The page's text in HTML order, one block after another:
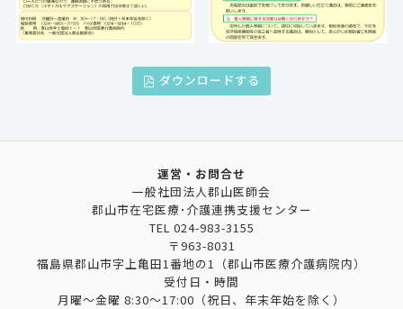
ダウンロードする
運営・お問合せ
一般社団法人郡山医師会
郡山市在宅医療･介護連携支援センター
TEL 024-983-3155
〒963-8031
福島県郡山市字上亀田1番地の1（郡山市医療介護病院内）
受付日・時間
月曜～金曜 8:30～17:00（祝日、年末年始を除く）